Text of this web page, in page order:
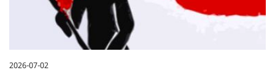
2026-07-02